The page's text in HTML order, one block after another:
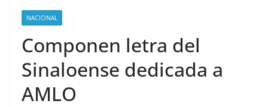
NACIONAL
Componen letra del
Sinaloense dedicada a
AMLO